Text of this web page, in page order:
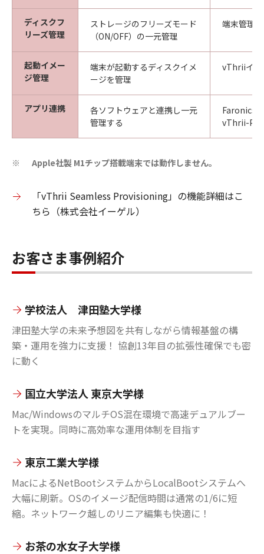
ディスクフ
リーズ管理
ストレージのフリーズモード
（ON/OFF）の一元管理
端末管理
起動イメー
ジ管理
端末が起動するディスクイメ
ージを管理
vThriiイメ
アプリ連携
各ソフトウェアと連携し一元
管理する
Faronics
vThrii-P
※ Apple社製 M1チップ搭載端末では動作しません。
「vThrii Seamless Provisioning」の機能詳細はこ
ちら（株式会社イーゲル）
お客さま事例紹介
学校法人 津田塾大学様
津田塾大学の未来予想図を共有しながら情報基盤の構
築・運用を強力に支援！ 協創13年目の拡張性確保でも密
に動く
国立大学法人 東京大学様
Mac/WindowsのマルチOS混在環境で高速デュアルブー
トを実現。同時に高効率な運用体制を目指す
東京工業大学様
MacによるNetBootシステムからLocalBootシステムへ
大幅に刷新。OSのイメージ配信時間は通常の1/6に短
縮。ネットワーク越しのリニア編集も快適に！
お茶の水女子大学様